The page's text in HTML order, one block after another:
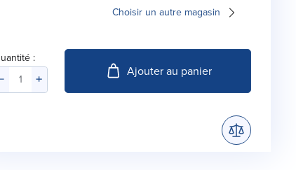
Choisir un autre magasin
:
Ajouter au panier